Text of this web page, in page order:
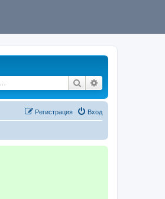
Поиск
Вход
Регистрация